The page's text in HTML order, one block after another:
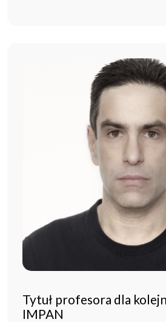
Tytuł profesora dla
IMPAN